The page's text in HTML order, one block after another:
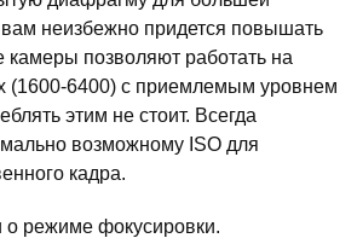
вам неизбежно придется повышать
позволяют работать на
(1600-6400) с приемлемым уровнем
этим не стоит. Всегда
возможному ISO для
кадра.
о режиме фокусировки.